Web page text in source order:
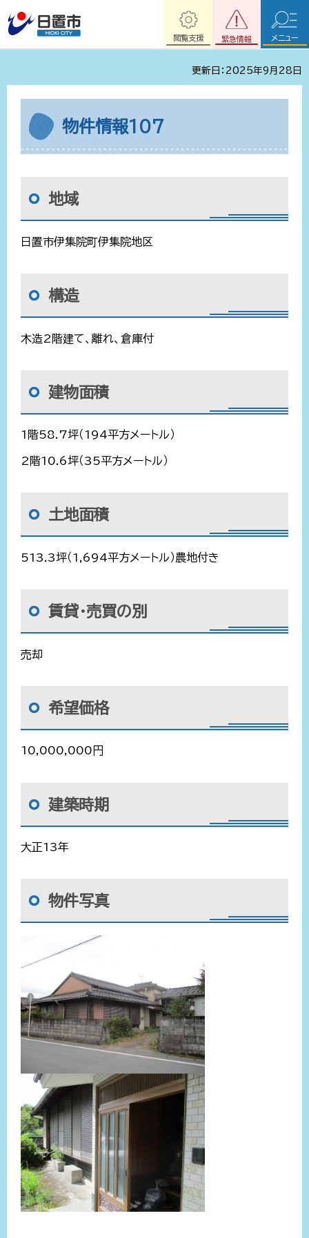
緊急情報
閲覧支援 メニュー
更新日：2025年9月28日
物件情報107
地域
日置市伊集院町伊集院地区
構造
木造2階建て、離れ、倉庫付
建物面積
1階58.7坪（194平方メートル）
2階10.6坪（35平方メートル）
土地面積
513.3坪（1,694平方メートル）農地付き
賃貸・売買の別
売却
希望価格
10,000,000円
建築時期
大正13年
物件写真